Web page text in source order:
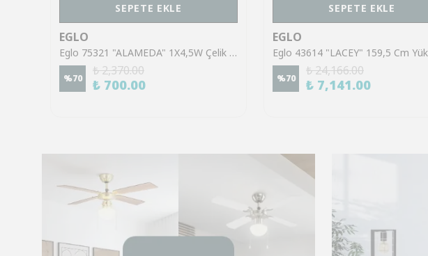
SEPETE EKLE
EGLO
Eglo 75321 "ALAMEDA" 1X4,5W Çelik Nikel Mat Sıva Üstü Spot
%70
₺ 2,370.00
₺ 700.00
SEPETE EKLE
EGLO
%70
₺ 24,166.00
₺ 7,141.00